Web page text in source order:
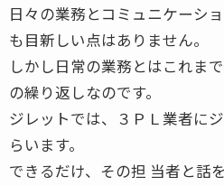
日々の業務とコミュニケーシ
も目新しい点はありません。
しかし日常の業務とはこれま
の繰り返しなのです。
ジレットでは、３ＰＬ業者に
らいます。
できるだけ、その担 当者と話